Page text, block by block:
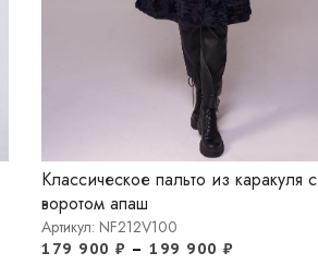
Классическое пальто из каракуля с
воротом апаш
Артикул: NF212V100
179 900 ₽ – 199 900 ₽